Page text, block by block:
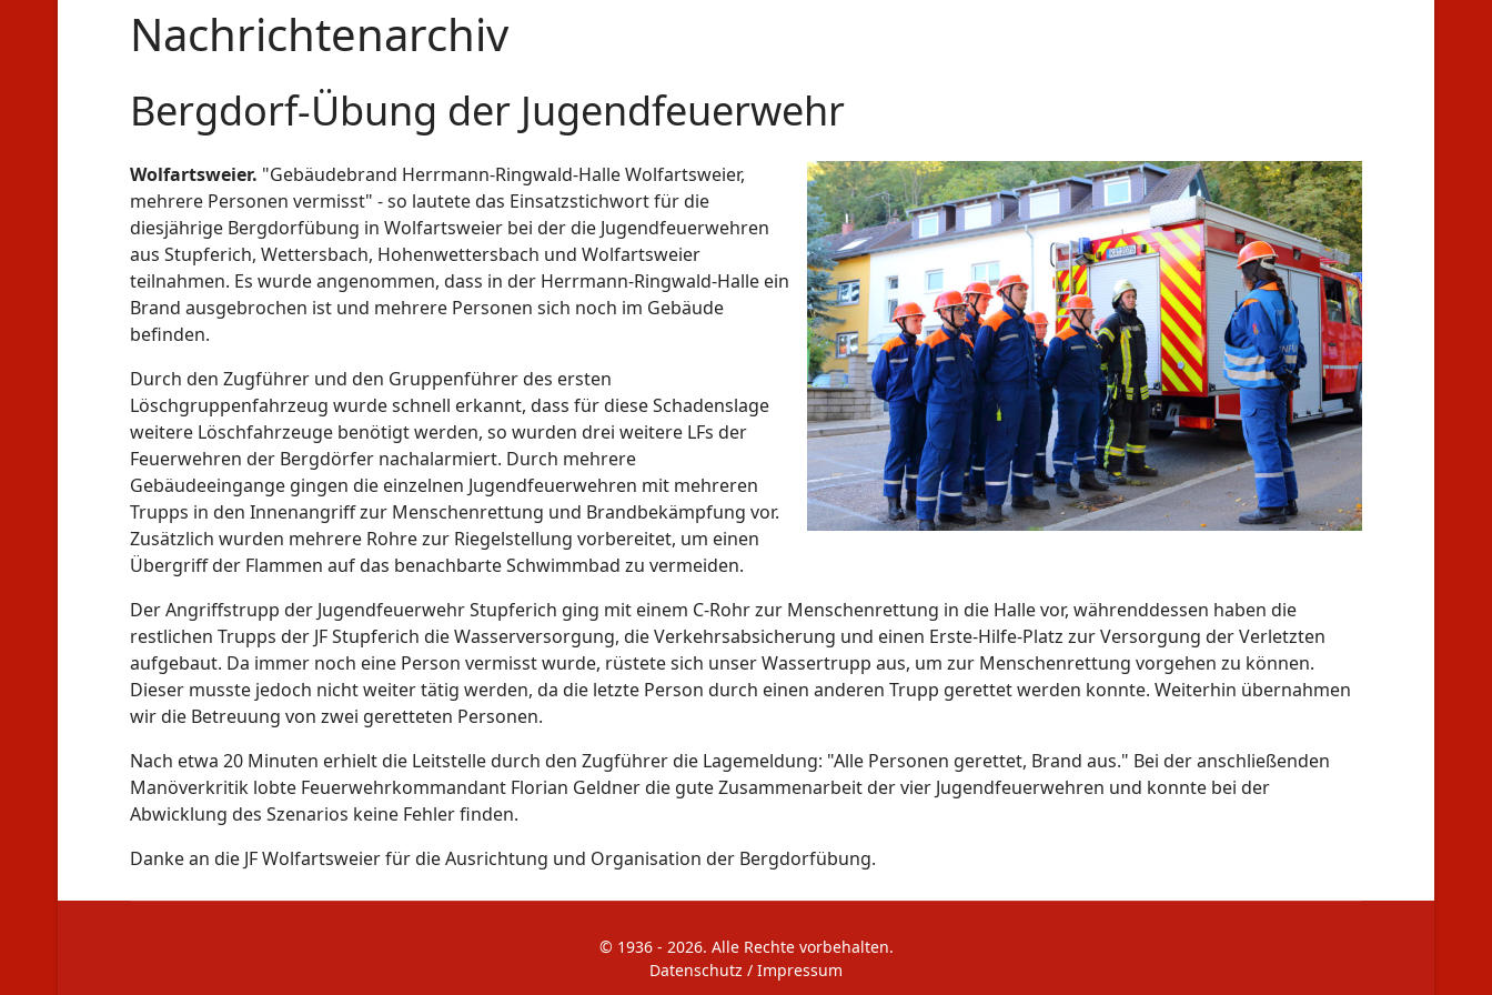
Nachrichtenarchiv
Bergdorf-Übung der Jugendfeuerwehr
Wolfartsweier. "Gebäudebrand Herrmann-Ringwald-Halle Wolfartsweier,
mehrere Personen vermisst" - so lautete das Einsatzstichwort für die
diesjährige Bergdorfübung in Wolfartsweier bei der die Jugendfeuerwehren
aus Stupferich, Wettersbach, Hohenwettersbach und Wolfartsweier
teilnahmen. Es wurde angenommen, dass in der Herrmann-Ringwald-Halle ein
Brand ausgebrochen ist und mehrere Personen sich noch im Gebäude
befinden.
Durch den Zugführer und den Gruppenführer des ersten
Löschgruppenfahrzeug wurde schnell erkannt, dass für diese Schadenslage
weitere Löschfahrzeuge benötigt werden, so wurden drei weitere LFs der
Feuerwehren der Bergdörfer nachalarmiert. Durch mehrere
Gebäudeeingange gingen die einzelnen Jugendfeuerwehren mit mehreren
Trupps in den Innenangriff zur Menschenrettung und Brandbekämpfung vor.
Zusätzlich wurden mehrere Rohre zur Riegelstellung vorbereitet, um einen
Übergriff der Flammen auf das benachbarte Schwimmbad zu vermeiden.
Der Angriffstrupp der Jugendfeuerwehr Stupferich ging mit einem C-Rohr zur Menschenrettung in die Halle vor, währenddessen haben die
restlichen Trupps der JF Stupferich die Wasserversorgung, die Verkehrsabsicherung und einen Erste-Hilfe-Platz zur Versorgung der Verletzten
aufgebaut. Da immer noch eine Person vermisst wurde, rüstete sich unser Wassertrupp aus, um zur Menschenrettung vorgehen zu können.
Dieser musste jedoch nicht weiter tätig werden, da die letzte Person durch einen anderen Trupp gerettet werden konnte. Weiterhin übernahmen
wir die Betreuung von zwei geretteten Personen.
Nach etwa 20 Minuten erhielt die Leitstelle durch den Zugführer die Lagemeldung: "Alle Personen gerettet, Brand aus." Bei der anschließenden
Manöverkritik lobte Feuerwehrkommandant Florian Geldner die gute Zusammenarbeit der vier Jugendfeuerwehren und konnte bei der
Abwicklung des Szenarios keine Fehler finden.
Danke an die JF Wolfartsweier für die Ausrichtung und Organisation der Bergdorfübung.
© 1936 - 2026. Alle Rechte vorbehalten.
Datenschutz / Impressum